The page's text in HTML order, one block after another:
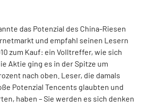
das Potenzial des China-Riesen
und empfahl seinen Lesern
zum Kauf: ein Volltreffer, wie sich
Aktie ging es in der Spitze um
nach oben. Leser, die damals
Potenzial Tencents glaubten und
haben – Sie werden es sich denken